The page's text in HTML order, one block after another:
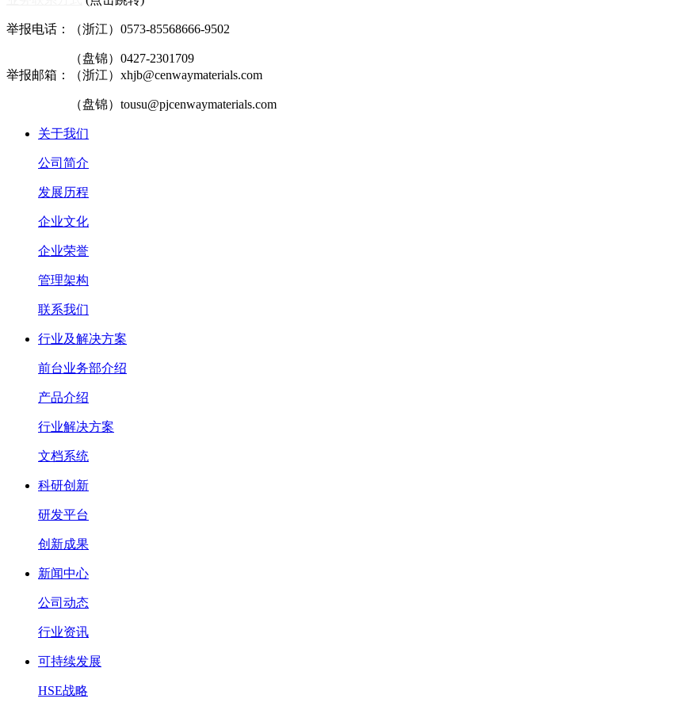
举报电话：（浙江）0573-85568666-9502
（盘锦）0427-2301709
举报邮箱：（浙江）xhjb@cenwaymaterials.com
（盘锦）tousu@pjcenwaymaterials.com
关于我们
公司简介
发展历程
企业文化
企业荣誉
管理架构
联系我们
行业及解决方案
前台业务部介绍
产品介绍
行业解决方案
文档系统
科研创新
研发平台
创新成果
新闻中心
公司动态
行业资讯
可持续发展
HSE战略